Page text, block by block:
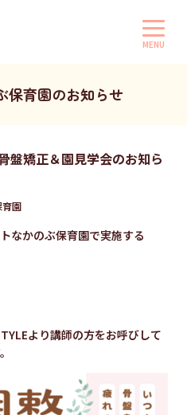
MENU
保育園のお知らせ
盤矯正＆園見学会のお知ら
園
なかのぶ保育園で実施する
より講師の方をお呼びして